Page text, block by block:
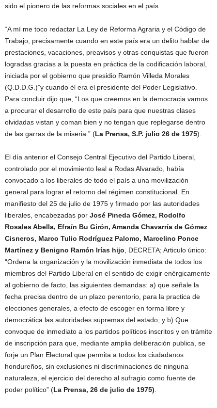
sido el pionero de las reformas sociales en el país.
“A mí me toco redactar La Ley de Reforma Agraria y el Código de
Trabajo, precisamente cuando en este país era un delito hablar de
prestaciones, vacaciones, preavisos y otras conquistas que fueron
logradas gracias a la puesta en práctica de la codificación laboral,
iniciada por el gobierno que presidio Ramón Villeda Morales
(Q.D.D.G.)”y cuando él era el presidente del Poder Legislativo.
Para concluir dijo que, “Los que creemos en la democracia vamos
a procurar el desarrollo de este país para que nuestras clases
olvidadas vistan y coman bien y no tengan que replegarse dentro
de las garras de la miseria.” (La Prensa, S.P. julio 26 de 1975).
El día anterior el Consejo Central Ejecutivo del Partido Liberal,
controlado por el movimiento leal a Rodas Alvarado, había
convocado a los liberales de todo el país a una movilización
general para lograr el retorno del régimen constitucional. En
manifiesto del 25 de julio de 1975 y firmado por las autoridades
liberales, encabezadas por José Pineda Gómez, Rodolfo
Rosales Abella, Efraín Bu Girón, Amanda Chavarría de Gómez
Cisneros, Marco Tulio Rodríguez Palomo, Marcelino Ponce
Martínez y Benigno Ramón Irías hijo , DECRETA; Articulo único:
“Ordena la organización y la movilización inmediata de todos los
miembros del Partido Liberal en el sentido de exigir enérgicamente
al gobierno de facto, las siguientes demandas: a) que señale la
fecha precisa dentro de un plazo perentorio, para la practica de
elecciones generales, a efecto de escoger en forma libre y
democrática las autoridades supremas del estado; y b) Que
convoque de inmediato a los partidos políticos inscritos y en trámite
de inscripción para que, mediante amplia deliberación publica, se
forje un Plan Electoral que permita a todos los ciudadanos
hondureños, sin exclusiones ni discriminaciones de ninguna
naturaleza, el ejercicio del derecho al sufragio como fuente de
poder político” (La Prensa, 26 de julio de 1975)